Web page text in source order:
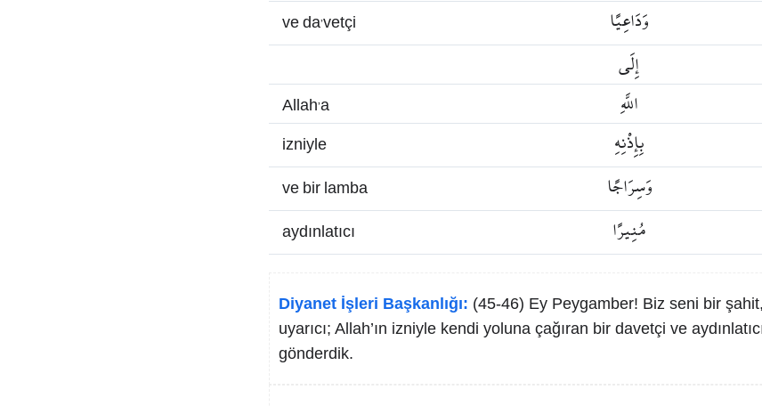
ve da’vetçi وَدَاعِيًا
إِلَى
Allah’a اللَّهِ
izniyle بِإِذْنِهِ
ve bir lamba وَسِرَاجًا
aydınlatıcı مُنِيرًا
Diyanet İşleri Başkanlığı: (45-46) Ey Peygamber! Biz seni bir
uyarıcı; Allah’ın izniyle kendi yoluna çağıran bir davetçi ve
gönderdik.